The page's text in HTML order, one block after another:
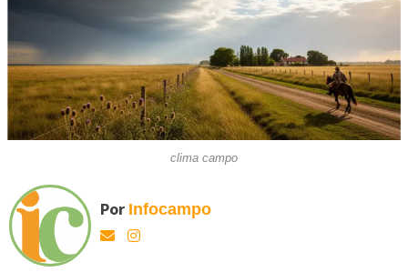
clima campo
Por Infocampo